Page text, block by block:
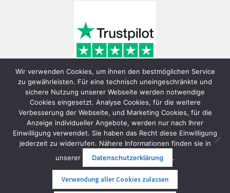
© FunShop Wien - Hochqualitative Elektromobilität 2026
Datenschutzerklärung
Erstellt mit WooCommerce
Wir verwenden Cookies, um ihnen den bestmöglichen Service
zu gewährleisten. Für eine technisch uneingeschränkte und
sichere Nutzung unserer Webseite werden notwendige
Cookies eingesetzt. Analyse Cookies, für die weitere
Verbesserung der Webseite, und Marketing Cookies, für die
Anzeige individueller Angebote, werden nur nach Ihrer
Einwilligung verwendet. Sie haben das Recht diese Einwilligung
jederzeit zu widerrufen. Nähere Informationen finden sie in
unserer
Datenschutzerklärung .
Verwendung aller Cookies zulassen